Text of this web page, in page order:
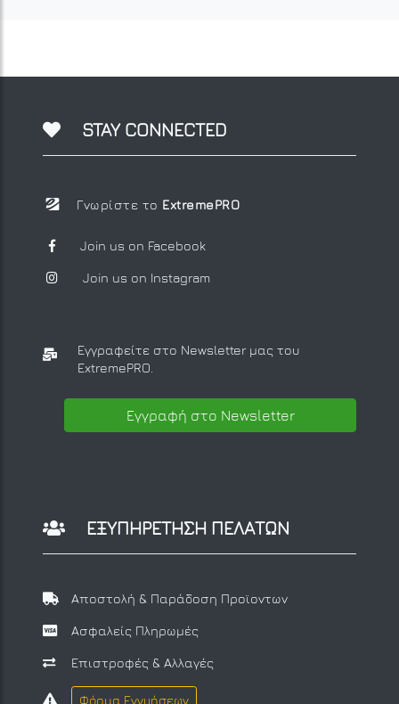
STAY CONNECTED
Γνωρίστε το ExtremePRO
Join us on Facebook
Join us on Instagram
Εγγραφείτε στο Newsletter μας του
ExtremePRO.
Εγγραφή στο Newsletter
ΕΞΥΠΗΡΕΤΗΣΗ ΠΕΛΑΤΩΝ
Αποστολή & Παράδοση Προϊοντων
Ασφαλείς Πληρωμές
Επιστροφές & Αλλαγές
Φόρμα Εγγυήσεων